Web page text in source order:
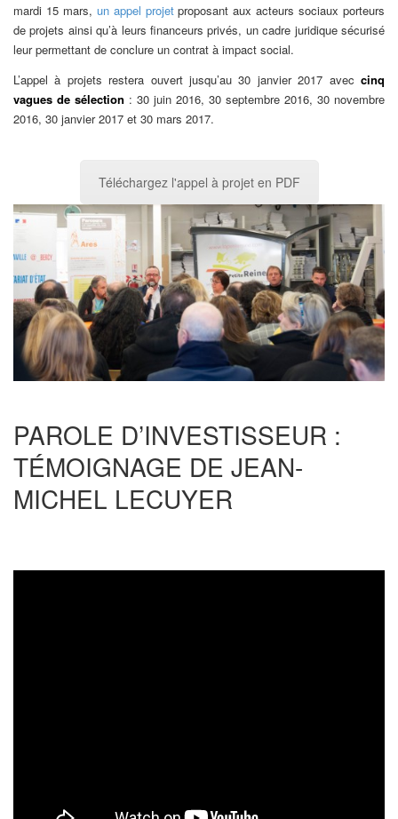
mardi 15 mars, un appel projetproposant aux acteurs sociaux porteurs
de projets ainsi qu’à leurs financeurs privés, un cadre juridique sécurisé
leur permettant de conclure un contrat à impact social.
L’appel à projets restera ouvert jusqu’au 30 janvier 2017 avec cinq
vagues de sélection : 30 juin 2016, 30 septembre 2016, 30 novembre
2016, 30 janvier 2017 et 30 mars 2017.
Téléchargez l'appel à projet en PDF
PAROLE D’INVESTISSEUR :
TÉMOIGNAGE DE JEAN-
MICHEL LECUYER